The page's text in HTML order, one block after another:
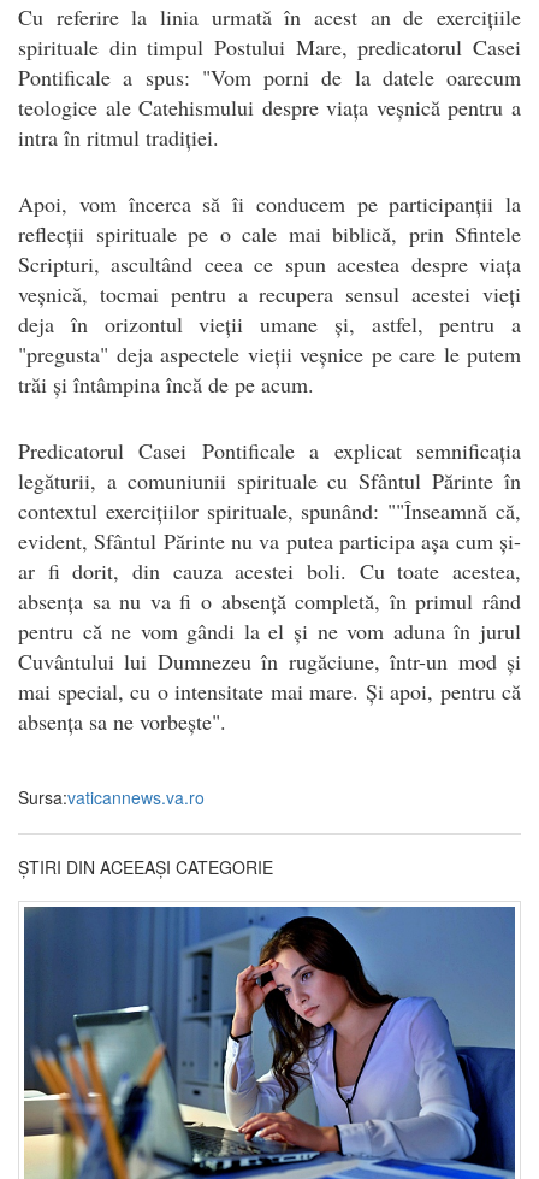
Cu referire la linia urmată în acest an de exercițiile
spirituale din timpul Postului Mare, predicatorul Casei
Pontificale a spus: "Vom porni de la datele oarecum
teologice ale Catehismului despre viața veșnică pentru a
intra în ritmul tradiției.
Apoi, vom încerca să îi conducem pe participanții la
reflecții spirituale pe o cale mai biblică, prin Sfintele
Scripturi, ascultând ceea ce spun acestea despre viața
veșnică, tocmai pentru a recupera sensul acestei vieți
deja în orizontul vieții umane și, astfel, pentru a
"pregusta" deja aspectele vieții veșnice pe care le putem
trăi și întâmpina încă de pe acum.
Predicatorul Casei Pontificale a explicat semnificația
legăturii, a comuniunii spirituale cu Sfântul Părinte în
contextul exercițiilor spirituale, spunând: ""Înseamnă că,
evident, Sfântul Părinte nu va putea participa așa cum și-
ar fi dorit, din cauza acestei boli. Cu toate acestea,
absența sa nu va fi o absență completă, în primul rând
pentru că ne vom gândi la el și ne vom aduna în jurul
Cuvântului lui Dumnezeu în rugăciune, într-un mod și
mai special, cu o intensitate mai mare. Și apoi, pentru că
absența sa ne vorbește".
Sursa:vaticannews.va.ro
ȘTIRI DIN ACEEAȘI CATEGORIE